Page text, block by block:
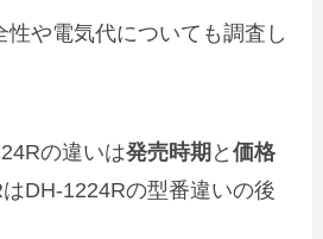
性や電気代についても調査し
の違いは発売時期 と価格
DH‑1224Rの型番違いの後